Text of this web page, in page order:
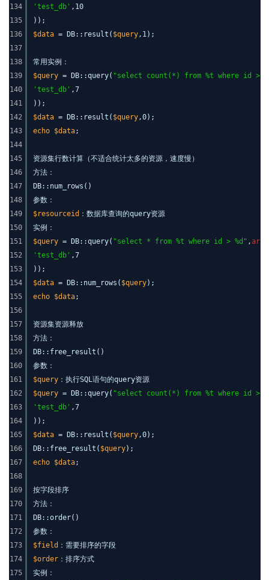
134
135
136
137
138
139
140
141
142
143
144
145
146
147
148
149
150
151
152
153
154
155
156
157
158
159
160
161
162
163
164
165
166
167
168
169
170
171
172
173
174
175
'test_db' ,10
));
$data = DB::result( $query,1);
常用实例：
$query = DB::query( "select count(*) from %t where id >
'test_db' ,7
));
$data = DB::result( $query,0);
echo $data;
资源集行数计算（不适合统计太多的资源，速度慢）
方法：
DB::num_rows()
参数：
$resourceid ：数据库查询的query资源
实例：
$query = DB::query( "select * from %t where id > %d" ,
'test_db' ,7
));
$data = DB::num_rows( $query);
echo $data;
资源集资源释放
方法：
DB::free_result()
参数：
$query ：执行SQL语句的query资源
$query = DB::query( "select count(*) from %t where id >
'test_db' ,7
));
$data = DB::result( $query,0);
DB::free_result( $query);
echo $data;
按字段排序
方法：
DB::order()
参数：
$field ：需要排序的字段
$order ：排序方式
实例：